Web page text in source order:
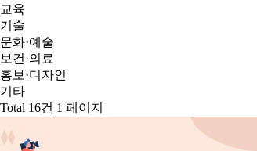
교육
기술
문화·예술
보건·의료
홍보·디자인
기타
Total 16건 1 페이지